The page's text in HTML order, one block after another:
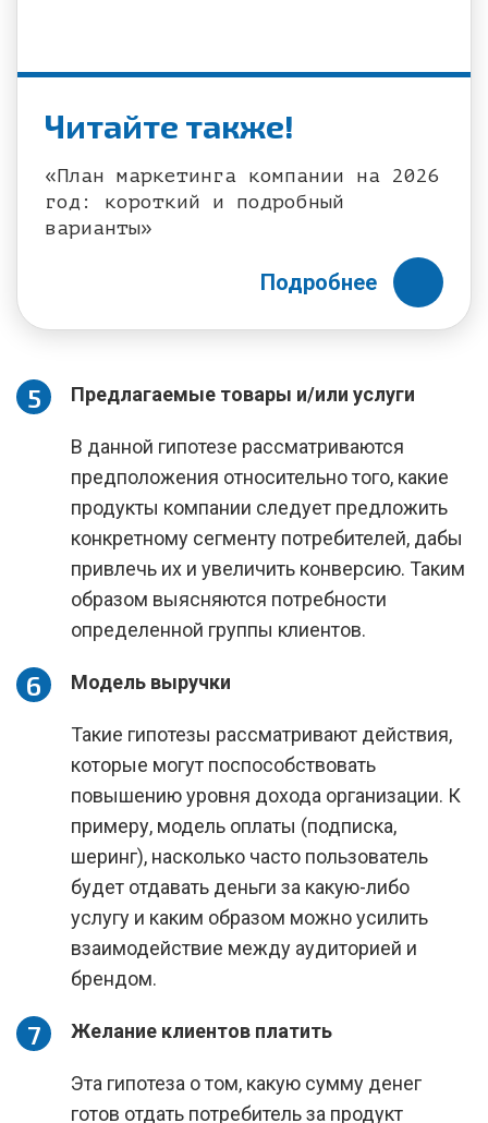
Читайте также!
«План маркетинга компании на 2026
год: короткий и подробный
варианты»
Подробнее
Предлагаемые товары и/или услуги
В данной гипотезе рассматриваются
предположения относительно того, какие
продукты компании следует предложить
конкретному сегменту потребителей, дабы
привлечь их и увеличить конверсию. Таким
образом выясняются потребности
определенной группы клиентов.
Модель выручки
Такие гипотезы рассматривают действия,
которые могут поспособствовать
повышению уровня дохода организации. К
примеру, модель оплаты (подписка,
шеринг), насколько часто пользователь
будет отдавать деньги за какую-либо
услугу и каким образом можно усилить
взаимодействие между аудиторией и
брендом.
Желание клиентов платить
Эта гипотеза о том, какую сумму денег
готов отдать потребитель за продукт